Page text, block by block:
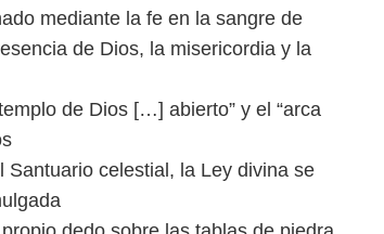
mediante la fe en la sangre de
de Dios, la misericordia y la
de Dios […] abierto” y el “arca
Santuario celestial, la Ley divina se